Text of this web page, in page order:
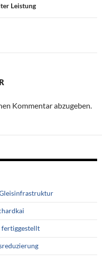
Leistung
Kommentar abzugeben.
fertiggestellt